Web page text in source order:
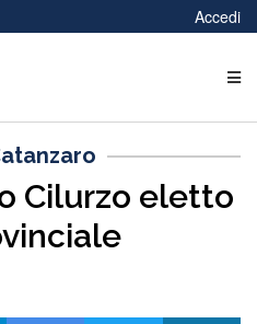
Accedi
Cilurzo eletto